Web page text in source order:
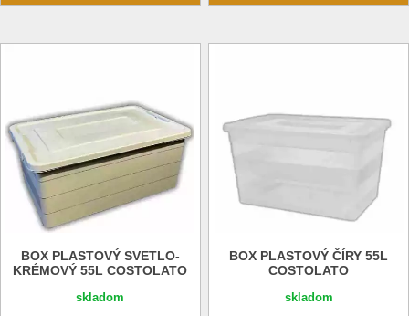
BOX PLASTOVÝ SVETLO-
KRÉMOVÝ 55L COSTOLATO
skladom
BOX PLASTOVÝ ČÍRY 55L
COSTOLATO
skladom